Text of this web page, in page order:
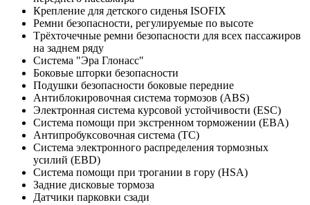
Крепление для детского сиденья ISOFIX
Ремни безопасности, регулируемые по высоте
Tрёхточечные ремни безопасности для всех пассажиров
на заднем ряду
Система "Эра Глонасс"
Боковые шторки безопасности
Подушки безопасности боковые передние
Антиблокировочная система тормозов (ABS)
Электронная система курсовой устойчивости (ESC)
Система помощи при экстренном торможении (EBA)
Антипробуксовочная система (TC)
Система электронного распределения тормозных
усилий (EBD)
Cистема помощи при трогании в гору (HSA)
Задние дисковые тормоза
Датчики парковки сзади